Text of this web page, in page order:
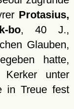
Protasius,
bo, 40 J.,
Glauben,
hatte,
unter
in Treue fest